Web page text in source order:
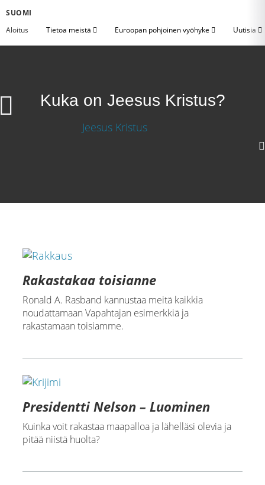
SUOMI
Aloitus
Tietoa meistä Euroopan pohjoinen vyöhyke Uutisia
Kuka on Jeesus Kristus?
Rakastakaa toisianne
Ronald A. Rasband kannustaa meitä kaikkia
noudattamaan Vapahtajan esimerkkiä ja
rakastamaan toisiamme.
Presidentti Nelson – Luominen
Kuinka voit rakastaa maapalloa ja lähelläsi olevia ja
pitää niistä huolta?